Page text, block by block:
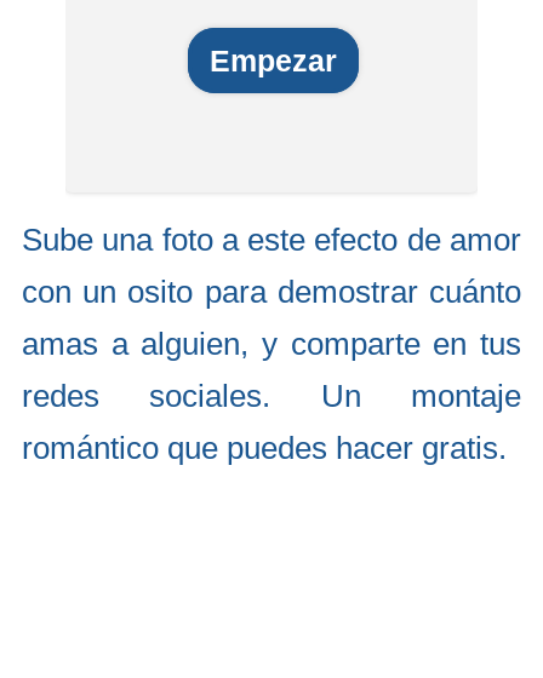
Empezar
Sube una foto a este efecto de amor
con un osito para demostrar cuánto
amas a alguien, y comparte en tus
redes sociales. Un montaje
romántico que puedes hacer gratis.